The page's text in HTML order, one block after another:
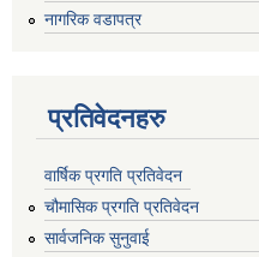
नागरिक वडापत्र
प्रतिवेदनहरु
वार्षिक प्रगति प्रतिवेदन
चौमासिक प्रगति प्रतिवेदन
सार्वजनिक सुनुवाई